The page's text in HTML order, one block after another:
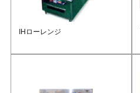
IHローレンジ